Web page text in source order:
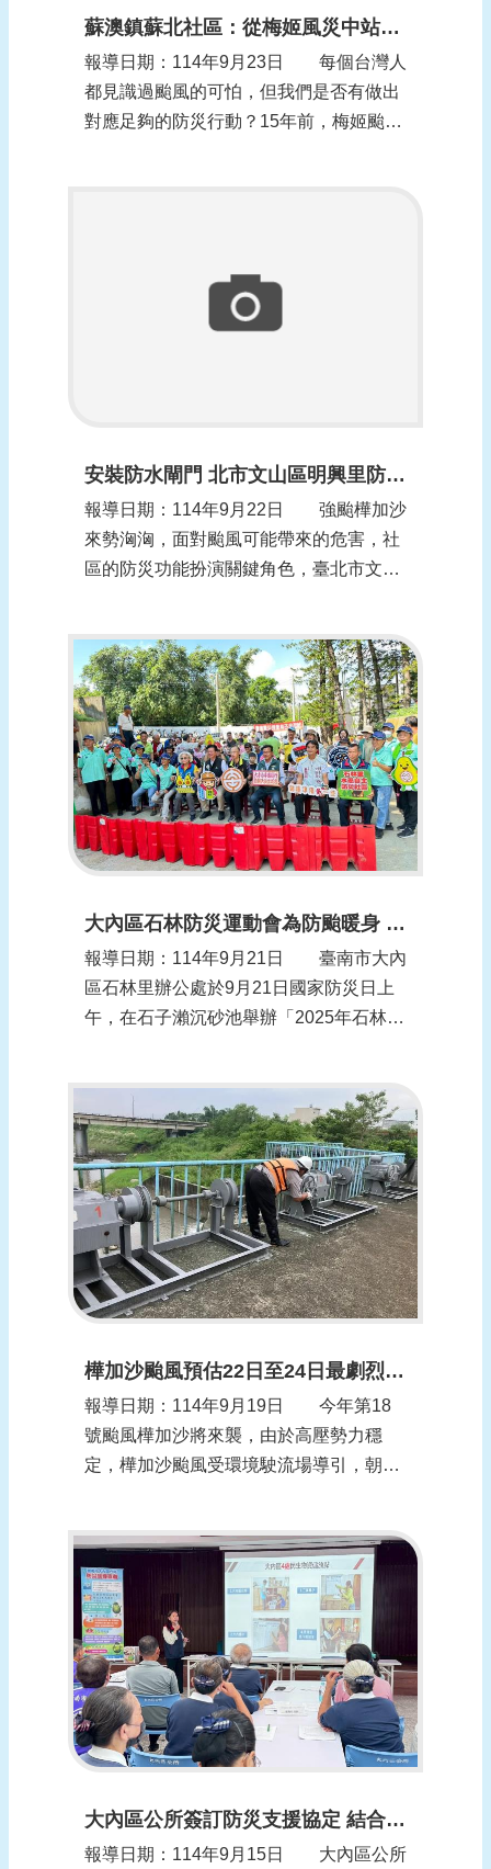
蘇澳鎮蘇北社區：從梅姬風災中站起 刻劃在人們心中的防災意識
報導日期：114年9月23日 每個台灣人
都見識過颱風的可怕，但我們是否有做出
對應足夠的防災行動？15年前，梅姬颱風
安裝防水閘門 北市文山區明興里防範未然
報導日期：114年9月22日 強颱樺加沙
來勢洶洶，面對颱風可能帶來的危害，社
區的防災功能扮演關鍵角色，臺北市文山
程，平時謹慎面對天災、防範於未
然。 強颱樺加沙步步逼近，臺北文山
區居民趕在風雨來臨前，忙著檢查防水閘
門是否正常。...
大內區石林防災運動會為防颱暖身 南市府呼籲全民守護家園
報導日期：114年9月21日 臺南市大內
區石林里辦公處於9月21日國家防災日上
午，在石子瀨沉砂池舉辦「2025年石林里
許峻賢、吳通龍議員、陳秋宏議員及尤榮
智議員秘書楊素月親臨會場勉勵大家，一
同學習防災知識。活動以寓教於樂的方
式...
樺加沙颱風預估22日至24日最劇烈 水利署：嚴防東部、南部豪雨
報導日期：114年9月19日 今年第18
號颱風樺加沙將來襲，由於高壓勢力穩
定，樺加沙颱風受環境駛流場導引，朝巴
（19）日下午召開防汛整備視訊會議，請
同仁隨時注意氣象動態變化，特別是宜
蘭、花蓮、台東、南高屏山區、恆春半島
等區域，...
大內區公所簽訂防災支援協定 結合教育訓練強化救災能量
報導日期：114年9月15日 大內區公所